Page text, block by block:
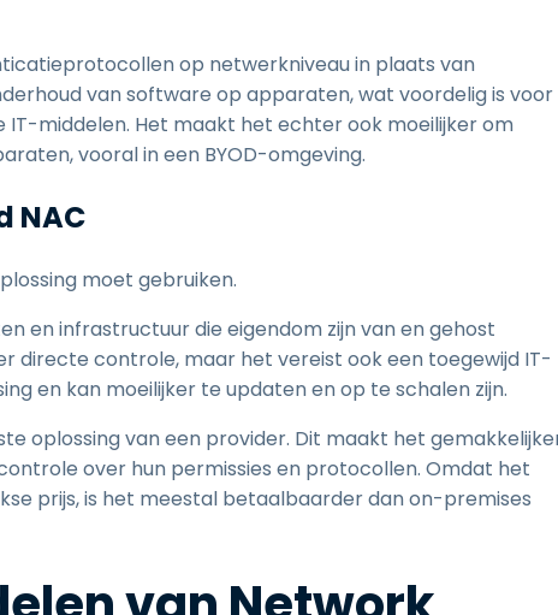
op netwerkniveau in plaats van
van software op apparaten, wat voordelig is voor
middelen. Het maakt het echter ook moeilijker om
vooral in een BYOD-omgeving.
NAC
moet gebruiken.
en infrastructuur die eigendom zijn van en gehost
directe controle, maar het vereist ook een toegewijd IT-
en kan moeilijker te updaten en op te schalen zijn.
oplossing van een provider. Dit maakt het
over hun permissies en protocollen. Omdat het
prijs, is het meestal betaalbaarder dan on-premises